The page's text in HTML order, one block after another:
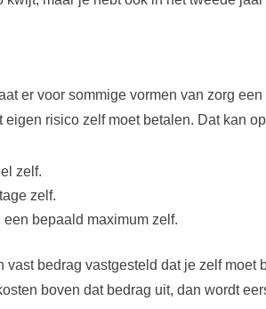
er voor sommige vormen van zorg
risico zelf moet betalen. Dat kan
zelf.
zelf.
bepaald maximum zelf.
vast bedrag vastgesteld dat je zelf moet
boven dat bedrag uit, dan wordt